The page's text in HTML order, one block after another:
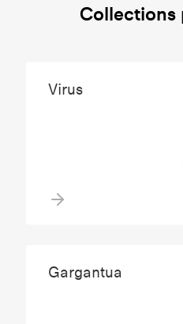
Collections
Virus
Gargantua